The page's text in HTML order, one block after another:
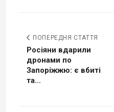
ПОПЕРЕДНЯ СТАТТЯ
Росіяни вдарили
дронами по
Запоріжжю: є вбиті
та...